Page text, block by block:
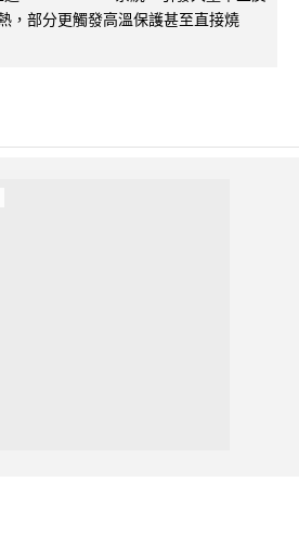
，部分更觸發高溫保護甚至直接燒